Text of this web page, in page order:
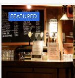
FEATURED